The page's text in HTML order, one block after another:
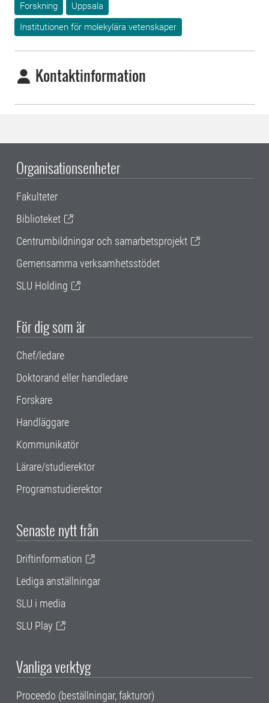
Forskning
Uppsala
Institutionen för molekylära vetenskaper
Kontaktinformation
Organisationsenheter
Fakulteter
Biblioteket
Centrumbildningar och samarbetsprojekt
Gemensamma verksamhetsstödet
SLU Holding
För dig som är
Chef/ledare
Doktorand eller handledare
Forskare
Handläggare
Kommunikatör
Lärare/studierektor
Programstudierektor
Senaste nytt från
Driftinformation
Lediga anställningar
SLU i media
SLU Play
Vanliga verktyg
Proceedo (beställningar, fakturor)